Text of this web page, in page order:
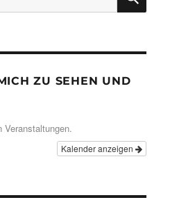
ZU SEHEN UND
Kalender anzeigen